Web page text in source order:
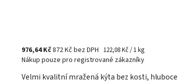
976,64 Kč872 Kč bez DPH 122,08 Kč / 1 kg
Nákup pouze pro registrované zákazníky
Velmi kvalitní mražená kýta bez kosti, hluboce